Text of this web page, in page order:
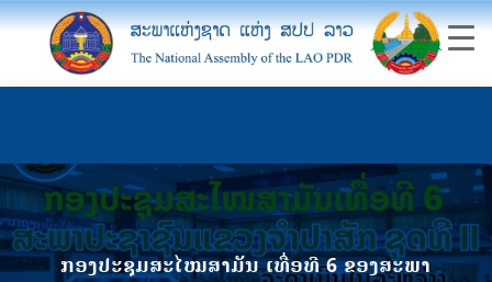
ກອງປະຊຸມສະໄໝສາມັນ ເທື່ອທີ 6 ຂອງສະພາ